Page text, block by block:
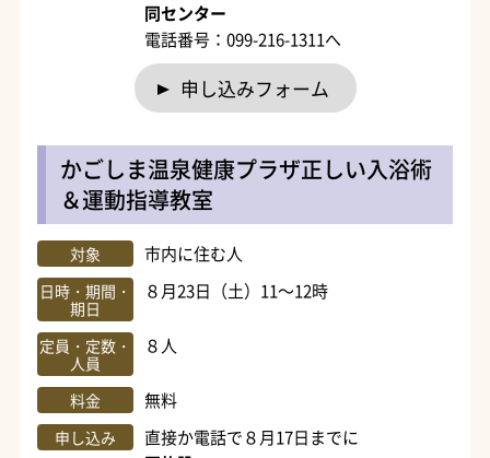
同センター
電話番号：099-216-1311へ
申し込みフォーム
かごしま温泉健康プラザ正しい入浴術
＆運動指導教室
対象 市内に住む人
日時・期間・
期日
８月23日（土）11～12時
定員・定数・
人員
８人
料金 無料
申し込み
直接か電話で８月17日までに